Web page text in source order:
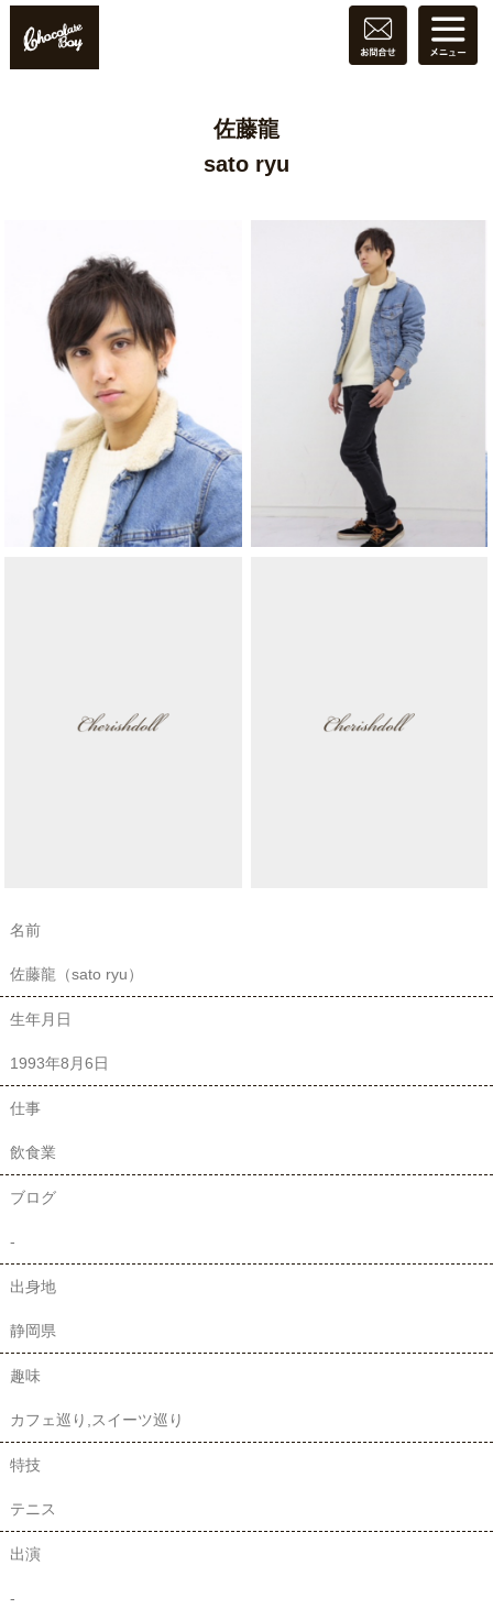
佐藤龍
sato ryu
名前
佐藤龍（sato ryu）
生年月日
1993年8月6日
仕事
飲食業
ブログ
-
出身地
静岡県
趣味
カフェ巡り,スイーツ巡り
特技
テニス
出演
-